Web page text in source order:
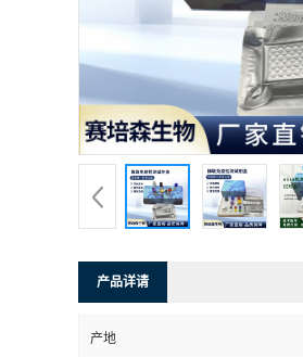
产品详请
产地